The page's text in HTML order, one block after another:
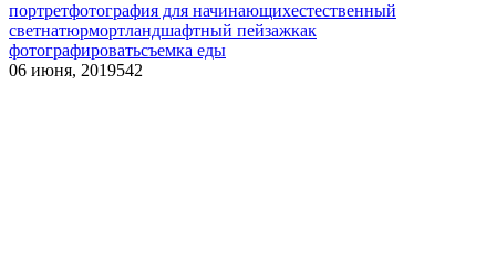
портретфотография для начинающихестественный
светнатюрмортландшафтный пейзажкак
фотографироватьсъемка еды
06 июня, 2019542